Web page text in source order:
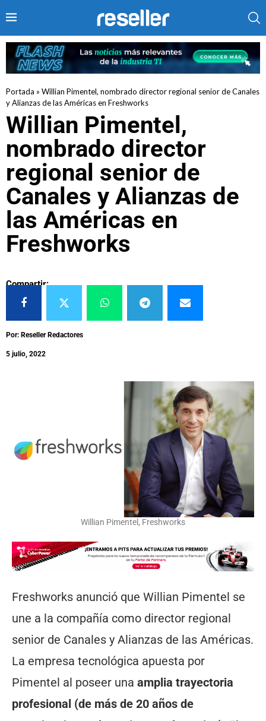
Portada » Willian Pimentel, nombrado director regional senior de Canales
y Alianzas de las Américas en Freshworks
Willian Pimentel,
nombrado director
regional senior de
Canales y Alianzas de
las Américas en
Freshworks
Compartir:
Por: Reseller Redactores
5 julio, 2022
Willian Pimentel, Freshworks
Freshworks anunció que Willian Pimentel se
une a la compañía como director regional
senior de Canales y Alianzas de las Américas.
La empresa tecnológica apuesta por
Pimentel al poseer una amplia trayectoria
profesional (de más de 20 años de